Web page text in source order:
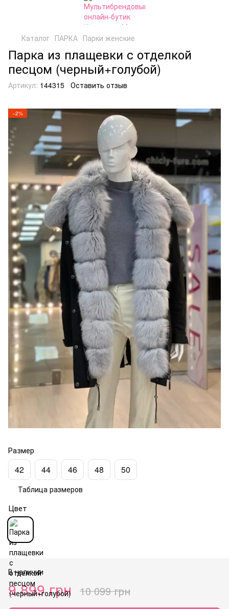
Каталог ПАРКА Парки женские
Парка из плащевки с отделкой
песцом (черный+голубой)
Артикул: 144315 Оставить отзыв
−2%
Размер
42 44 46 48 50
Таблица размеров
Цвет
В наличии
9 899 грн 10 099 грн